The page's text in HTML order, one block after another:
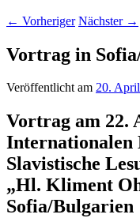
← Vorheriger Nächster →
Vortrag in
Veröffentlicht am 20.
Vortrag am 22.
Internationalen
Slavistische
„Hl. Kliment
Sofia/Bulgarien